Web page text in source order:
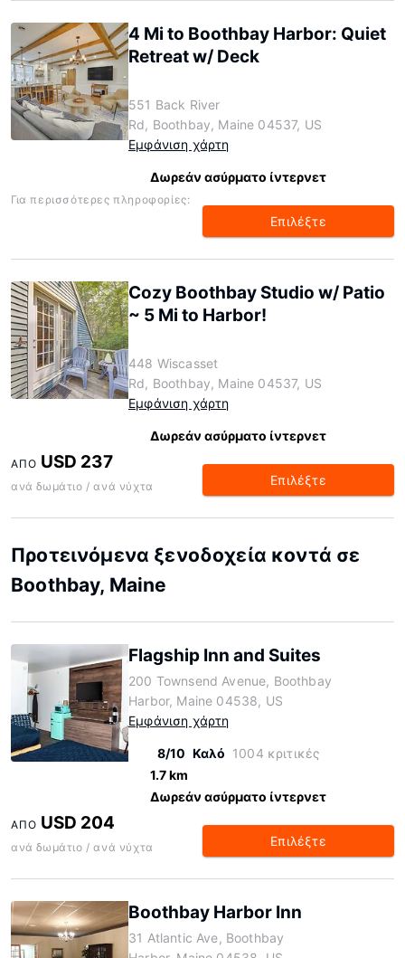
4 Mi to Boothbay Harbor: Quiet
Retreat w/ Deck
551 Back River
Rd, Boothbay, Maine 04537, US
Εμφάνιση χάρτη
Δωρεάν ασύρματο ίντερνετ
Για περισσότερες πληροφορίες:
Επιλέξτε
Cozy Boothbay Studio w/ Patio
~ 5 Mi to Harbor!
448 Wiscasset
Rd, Boothbay, Maine 04537, US
Εμφάνιση χάρτη
Δωρεάν ασύρματο ίντερνετ
ΑΠΌ USD 237
ανά δωμάτιο / ανά νύχτα Επιλέξτε
Προτεινόμενα ξενοδοχεία κοντά σε
Boothbay, Maine
Flagship Inn and Suites
200 Townsend Avenue, Boothbay
Harbor, Maine 04538, US
Εμφάνιση χάρτη
8/10 Καλό 1004 κριτικές
1.7 km
Δωρεάν ασύρματο ίντερνετ
ΑΠΌ USD 204
ανά δωμάτιο / ανά νύχτα Επιλέξτε
Boothbay Harbor Inn
31 Atlantic Ave, Boothbay